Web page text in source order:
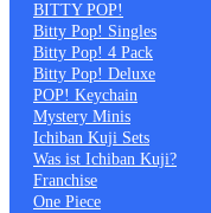
BITTY POP!
Bitty Pop! Singles
Bitty Pop! 4 Pack
Bitty Pop! Deluxe
POP! Keychain
Mystery Minis
Ichiban Kuji Sets
Was ist Ichiban Kuji?
Franchise
One Piece